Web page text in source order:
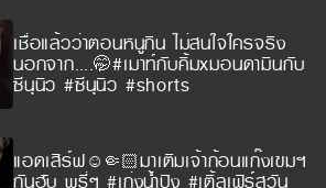
เชื่อแล้วว่าตอนหนูกิน ไม่สนใจใครจริง
นอกจาก….🤭#เมาท์กับคิ้มxมอนดามินกับ
ซีนุนิว #ซีนุนิว #shorts
แอดเสิร์ฟ☺️🤏🏻มาเติมเจ้าก้อนแก๊งเขมฯ
กันฮับ พรี่ๆ #เก่งน้ำปิง #เติ้ลเฟิร์สวัน